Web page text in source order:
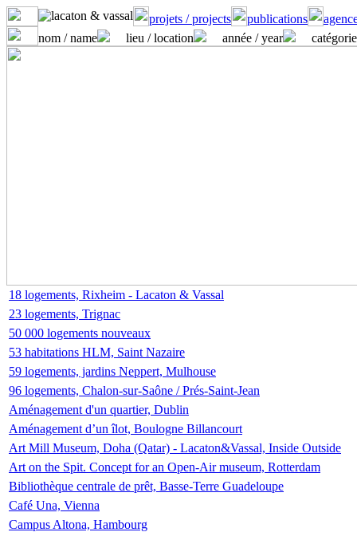
projets / projects publications
nom / name
lieu / location année / year
18 logements, Rixheim - Lacaton & Vassal
23 logements, Trignac
50 000 logements nouveaux
53 habitations HLM, Saint Nazaire
59 logements, jardins Neppert, Mulhouse
96 logements, Chalon-sur-Saône / Prés-Saint-Jean
Aménagement d'un quartier, Dublin
Aménagement d’un îlot, Boulogne Billancourt
Art Mill Museum, Doha (Qatar) - Lacaton&Vassal, Inside Outside
Art on the Spit. Concept for an Open-Air museum, Rotterdam
Bibliothèque centrale de prêt, Basse-Terre Guadeloupe
Café Una, Vienna
Campus Altona, Hambourg